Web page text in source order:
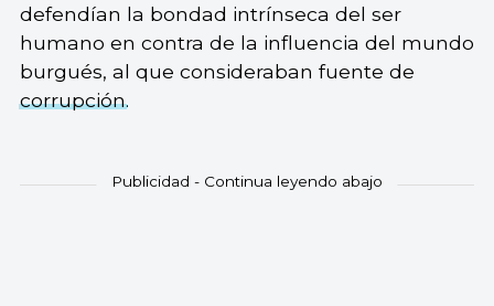
defendían la bondad intrínseca del ser
humano en contra de la influencia del mundo
burgués, al que consideraban fuente de
corrupción.